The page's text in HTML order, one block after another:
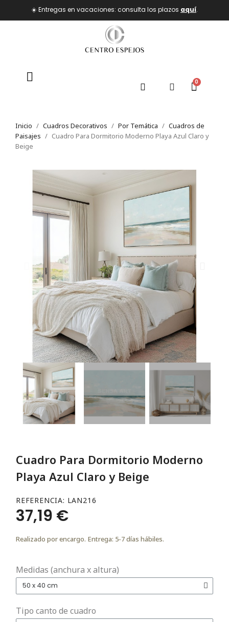
☀️ Entregas en vacaciones: consulta los plazos aquí.
Inicio Cuadros Decorativos Por Temática
Cuadros de
Paisajes
Cuadro Para Dormitorio Moderno Playa Azul Claro y
Beige
Cuadro Para Dormitorio Moderno
Playa Azul Claro y Beige
REFERENCIA LAN216
37,19 €
Realizado por encargo. Entrega: 5-7 días hábiles.
Medidas (anchura x altura)
Tipo canto de cuadro